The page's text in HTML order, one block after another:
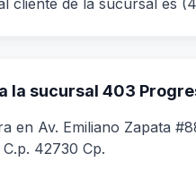
cliente de la sucursal es
la sucursal 403
en Av. Emiliano Zapata
42730 Cp.